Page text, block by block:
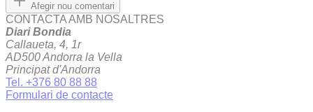
Afegir nou comentari
CONTACTA AMB NOSALTRES
Diari Bondia
Callaueta, 4, 1r
AD500 Andorra la Vella
Principat d'Andorra
Tel. +376 80 88 88
Formulari de contacte